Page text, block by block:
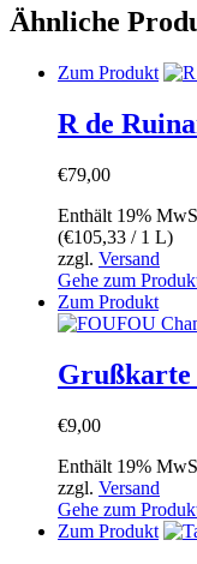
Ähnliche
Zum Produkt
R de
€79,00
Enthält 19%
(€105,33 / 1 L)
zzgl. Versand
Gehe zum
Zum ProduktDieses
auf
der
€9,00
Enthält 19%
zzgl. Versand
Gehe zum
Zum Produkt